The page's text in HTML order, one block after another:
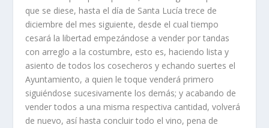
que se diese, hasta el dí­a de Santa Lucí­a trece de
diciembre del mes siguiente, desde el cual tiempo
cesará la libertad empezándose a vender por tandas
con arreglo a la costumbre, esto es, haciendo lista y
asiento de todos los cosecheros y echando suertes el
Ayuntamiento, a quien le toque venderá primero
siguiéndose sucesivamente los demás; y acabando de
vender todos a una misma respectiva cantidad, volverá
de nuevo, así­ hasta concluir todo el vino, pena de